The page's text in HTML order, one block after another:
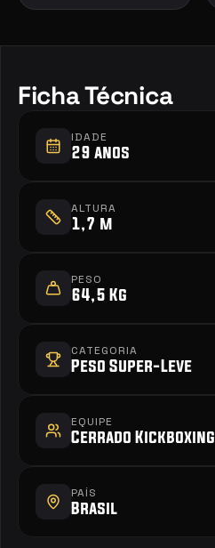
Ficha Técnica
IDADE
29 anos
ALTURA
1,7 m
PESO
64,5 Kg
CATEGORIA
Peso Super-Leve
EQUIPE
Cerrado Kickboxing
PAÍS
Brasil